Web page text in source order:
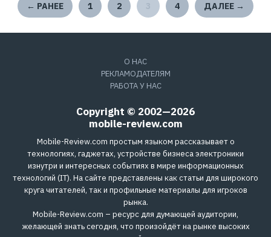
← РАНЕЕ 1 2 4 ДАЛЕЕ →
О НАС
РЕКЛАМОДАТЕЛЯМ
РАБОТА У НАС
Copyright © 2002—2026
mobile-review.com
Mobile-Review.com простым языком рассказывает о
технологиях, гаджетах, устройстве бизнеса электроники
изнутри и интересных событиях в мире информационных
технологий (IT). На сайте представлены как статьи для широкого
круга читателей, так и профильные материалы для игроков
рынка.
Mobile-Review.com – ресурс для думающей аудитории,
желающей знать сегодня, что произойдёт на рынке высоких